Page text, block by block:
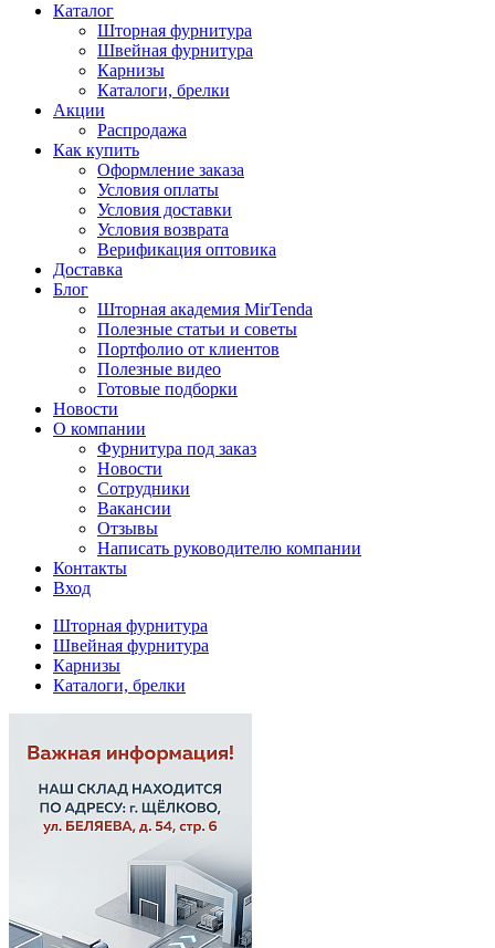
Каталог
Шторная фурнитура
Швейная фурнитура
Карнизы
Каталоги, брелки
Акции
Распродажа
Как купить
Оформление заказа
Условия оплаты
Условия доставки
Условия возврата
Верификация оптовика
Доставка
Блог
Шторная академия MirTenda
Полезные статьи и советы
Портфолио от клиентов
Полезные видео
Готовые подборки
Новости
О компании
Фурнитура под заказ
Новости
Сотрудники
Вакансии
Отзывы
Написать руководителю компании
Контакты
Вход
Шторная фурнитура
Швейная фурнитура
Карнизы
Каталоги, брелки